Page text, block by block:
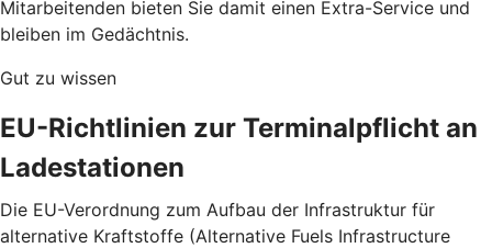
Mitarbeitenden bieten Sie damit einen Extra-Service und
bleiben im Gedächtnis.
Gut zu wissen
EU-Richtlinien zur Terminalpflicht an
Ladestationen
Die EU-Verordnung zum Aufbau der Infrastruktur für
alternative Kraftstoffe (Alternative Fuels Infrastructure